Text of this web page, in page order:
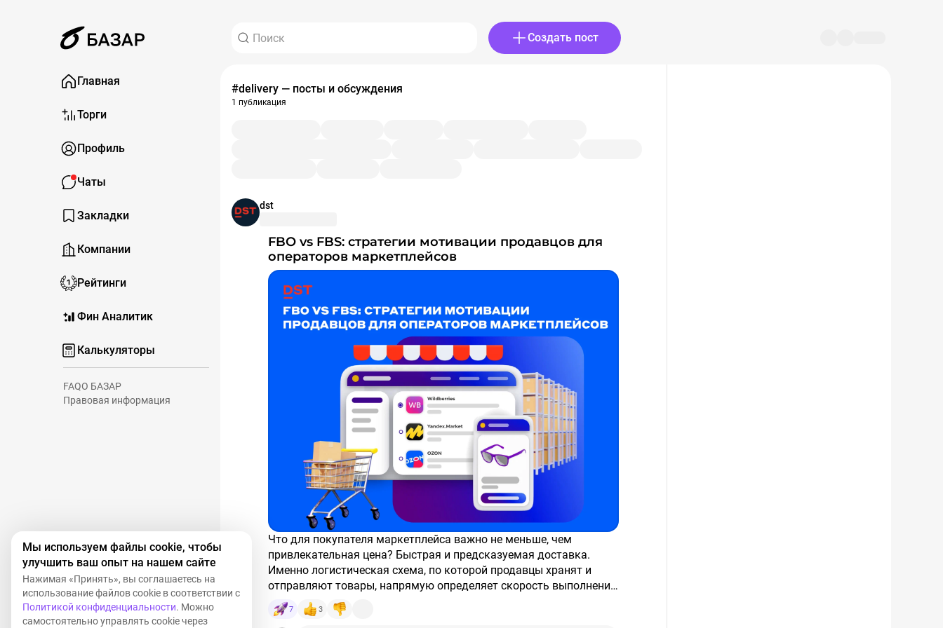
Создать пост
Главная
Торги
Профиль
Чаты
Закладки
Компании
Рейтинги
Фин Аналитик
Калькуляторы
FAQО БАЗАР
Правовая информация
#delivery — посты и обсуждения
1 публикация
dst
FBO vs FBS: стратегии мотивации продавцов для
операторов маркетплейсов
Что для покупателя маркетплейса важно не меньше, чем
привлекательная цена? Быстрая и предсказуемая доставка.
Именно логистическая схема, по которой продавцы хранят и
отправляют товары, напрямую определяет скорость выполнения
заказов и в конечном счете — удовлетворенность клиентов и
конверсию площадки.
Маркетплейсы предлагают продавцам три ключевые модели
7 3
Мы используем файлы cookie, чтобы
улучшить ваш опыт на нашем сайте
Нажимая «Принять», вы соглашаетесь на
использование файлов cookie в соответствии с
Политикой конфиденциальности. Можно
самостоятельно управлять cookie через